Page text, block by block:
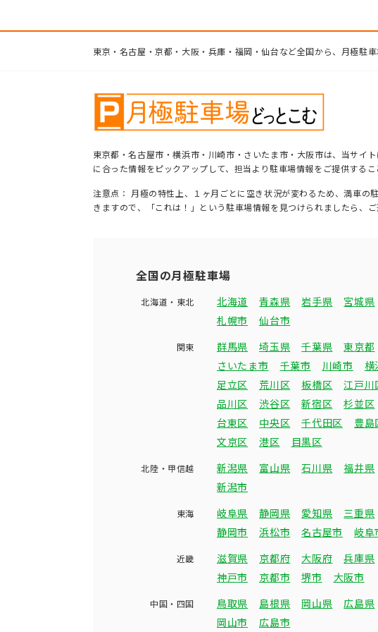
東京・名古屋・京都・大阪・兵庫・福岡・仙台など全国から、月極駐車
東京都・名古屋市・横浜市・川崎市・さいたま市・大阪市は、当サイ
に合った情報をピックアップして、担当より駐車場情報をご提供する
注意点： 月極の特性上、１ヶ月ごとに空き状況が変わるため、満車
きますので、「これは！」という駐車場情報を見つけられましたら、ご
全国の月極駐車場
北海道・東北 北海道 青森県 岩手県 宮城県
札幌市
仙台市
関東 群馬県 埼玉県 千葉県 東京都
さいたま市
千葉市 川崎市 横
足立区
荒川区 板橋区 江戸川
品川区
渋谷区 新宿区 杉並区
台東区
中央区 千代田区 豊島
文京区
港区 目黒区
北陸・甲信越 新潟県 富山県 石川県 福井県
新潟市
東海 岐阜県 静岡県 愛知県
三重県
静岡市
浜松市 名古屋市 岐阜
近畿 滋賀県 京都府 大阪府 兵庫県
神戸市
京都市 堺市 大阪市
中国・四国 鳥取県 島根県 岡山県 広島県
岡山市
広島市